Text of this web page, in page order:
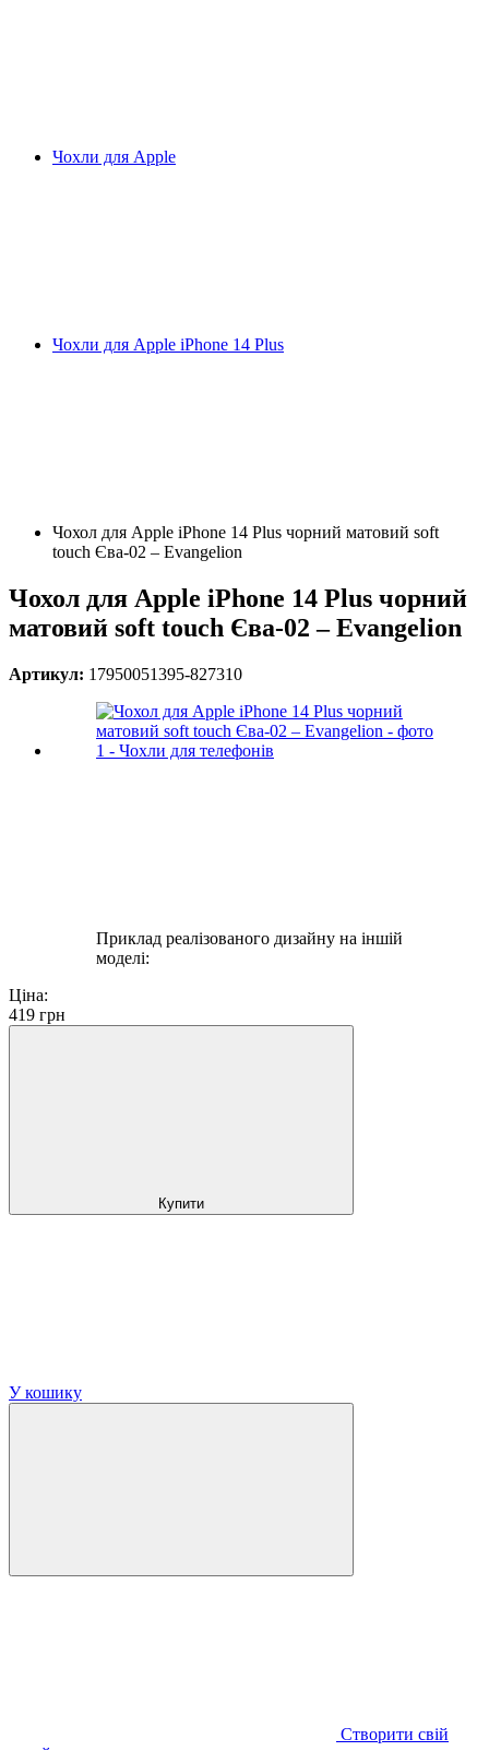
Чохли для Apple
Чохли для Apple iPhone 14 Plus
Чохол для Apple iPhone 14 Plus чорний матовий soft
touch Єва-02 – Evangelion
Чохол для Apple iPhone 14 Plus чорний
матовий soft touch Єва-02 – Evangelion
Артикул: 17950051395-827310
Приклад реалізованого дизайну на іншій
моделі:
Ціна:
419 грн
Купити
У кошику
Створити свій